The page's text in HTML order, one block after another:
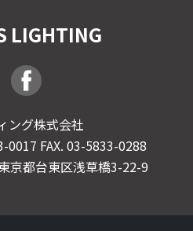
LIGHTING
ング株式会社
0017 FAX. 03-5833-0288
京都台東区浅草橋3-22-9